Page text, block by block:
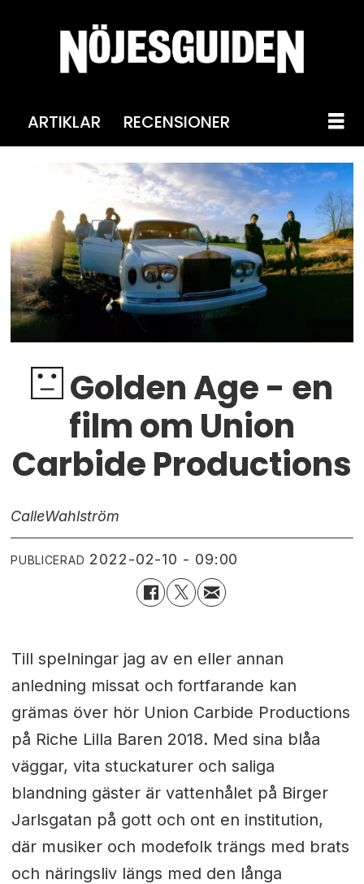
ARTIKLAR RECENSIONER
Golden Age - en
film om Union
Carbide Productions
CalleWahlström
PUBLICERAD 2022-02-10 - 09:00
Till spelningar jag av en eller annan
anledning missat och fortfarande kan
grämas över hör Union Carbide Productions
på Riche Lilla Baren 2018. Med sina blåa
väggar, vita stuckaturer och saliga
blandning gäster är vattenhålet på Birger
Jarlsgatan på gott och ont en institution,
där musiker och modefolk trängs med brats
och näringsliv längs med den långa